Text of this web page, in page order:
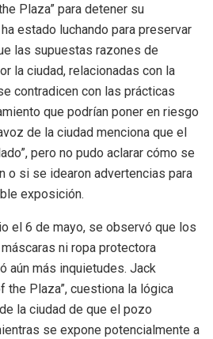
Plaza” para detener su
estado luchando para preservar
las supuestas razones de
la ciudad, relacionadas con la
contradicen con las prácticas
que podrían poner en riesgo
de la ciudad menciona que el
pero no pudo aclarar cómo se
o si se idearon advertencias para
exposición.
el 6 de mayo, se observó que los
ni ropa protectora
aún más inquietudes. Jack
the Plaza”, cuestiona la lógica
la ciudad de que el pozo
se expone potencialmente a